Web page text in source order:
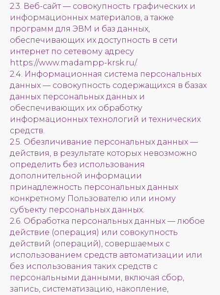
2.3. Веб-сайт — совокупность графических и
информационных материалов, а также
программ для ЭВМ и баз данных,
обеспечивающих их доступность в сети
интернет по сетевому адресу
https://www.madampp-krsk.ru/.
2.4. Информационная система персональных
данных — совокупность содержащихся в базах
данных персональных данных и
обеспечивающих их обработку
информационных технологий и технических
средств.
2.5. Обезличивание персональных данных —
действия, в результате которых невозможно
определить без использования
дополнительной информации
принадлежность персональных данных
конкретному Пользователю или иному
субъекту персональных данных.
2.6. Обработка персональных данных — любое
действие (операция) или совокупность
действий (операций), совершаемых с
использованием средств автоматизации или
без использования таких средств с
персональными данными, включая сбор,
запись, систематизацию, накопление,